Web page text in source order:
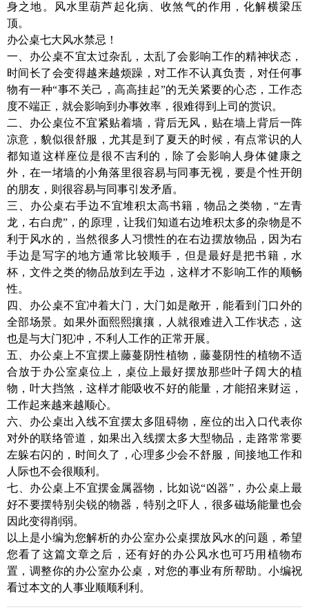
身之地。风水里葫芦起化病、收煞气的作用，化解横梁压
顶。
办公桌七大风水禁忌！
一、办公桌不宜太过杂乱，太乱了会影响工作的精神状态，
时间长了会变得越来越烦躁，对工作不认真负责，对任何事
物有一种“事不关己，高高挂起”的无关紧要的心态，工作态
度不端正，就会影响到办事效率，很难得到上司的赏识。
二、办公桌位不宜紧贴着墙，背后无风，贴在墙上背后一阵
凉意，貌似很舒服，尤其是到了夏天的时候，有点常识的人
都知道这样座位是很不吉利的，除了会影响人身体健康之
外，在一堵墙的小角落里很容易与同事无视，要是个性开朗
的朋友，则很容易与同事引发矛盾。
三、办公桌右手边不宜堆积太高书籍，物品之类物，“左青
龙，右白虎”，的原理，让我们知道右边堆积太多的杂物是不
利于风水的，当然很多人习惯性的在右边摆放物品，因为右
手边是写字的地方通常比较顺手，但是最好是把书籍，水
杯，文件之类的物品放到左手边，这样才不影响工作的顺畅
性。
四、办公桌不宜冲着大门，大门如是敞开，能看到门口外的
全部场景。如果外面熙熙攘攘，人就很难进入工作状态，这
也是与大门犯冲，不利人工作的正常开展。
五、办公桌上不宜摆上藤蔓阴性植物，藤蔓阴性的植物不适
合放于办公室桌位上，桌位上最好摆放那些叶子阔大的植
物，叶大挡煞，这样才能吸收不好的能量，才能招来财运，
工作起来越来越顺心。
六、办公桌出入线不宜摆太多阻碍物，座位的出入口代表你
对外的联络管道，如果出入线摆太多大型物品，走路常常要
左躲右闪的，时间久了，心理多少会不舒服，间接地工作和
人际也不会很顺利。
七、办公桌上不宜摆金属器物，比如说“凶器”，办公桌上最
好不要摆特别尖锐的物器，特别之吓人，很多磁场能量也会
因此变得削弱。
以上是小编为您解析的办公室办公桌摆放风水的问题，希望
您看了这篇文章之后，还有好的办公风水也可巧用植物布
置，调整你的办公室办公桌，对您的事业有所帮助。小编祝
看过本文的人事业顺顺利利。